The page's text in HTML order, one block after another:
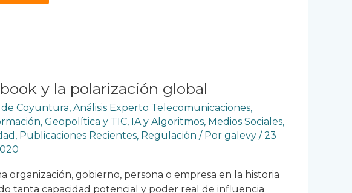
y la polarización global
de Coyuntura, Análisis Experto Telecomunicaciones,
, Geopolítica y TIC, IA y Algoritmos, Medios Sociales,
, Publicaciones Recientes, Regulación / Por galevy /23
organización, gobierno, persona o empresa en la historia
tanta capacidad potencial y poder real de influencia